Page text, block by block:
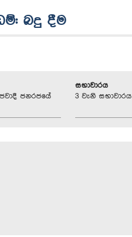
බදු දීම
ජනරජයේ
සභාවාරය
3 වැනි සභාවාරය